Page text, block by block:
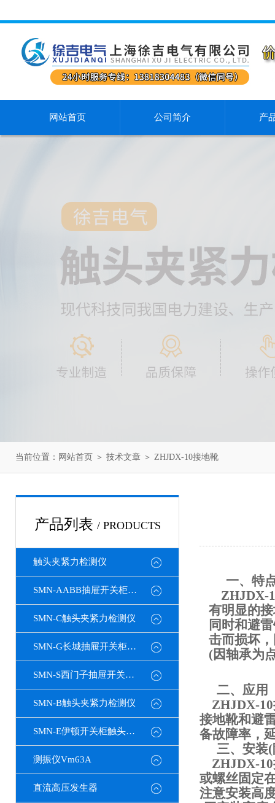
网站首页 公司简介 产
当前位置： 网站首页 ＞ 技术文章 ＞ ZHJDX-10接地靴
产品列表 / PRODUCTS
触头夹紧力检测仪
SMN-AABB抽屉开关柜触头夹紧力检测仪
SMN-C触头夹紧力检测仪
SMN-G长城抽屉开关柜触头夹紧力检测仪
SMN-S西门子抽屉开关柜触头夹紧力检测仪
SMN-B触头夹紧力检测仪
SMN-E伊顿开关柜触头夹紧力检测仪
测振仪Vm63A
直流高压发生器
一、 特
ZHJDX-
有明显的
同时和避
击而损坏
(因轴承为
二、 应用
ZHJDX-10
接地靴和避
备故障率，
三、安装
ZHJDX-10
或螺丝固定
注意安装高